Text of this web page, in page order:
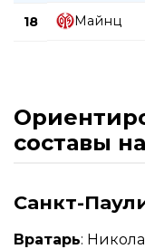
18 Майнц
составы
Санкт-
Вратарь: